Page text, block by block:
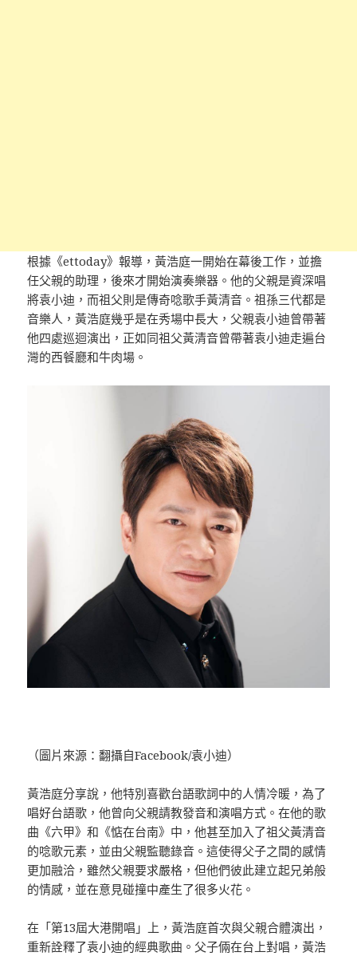
根據《ettoday》報導，黃浩庭一開始在幕後工作，並擔
任父親的助理，後來才開始演奏樂器。他的父親是資深唱
將袁小迪，而祖父則是傳奇唸歌手黃清音。祖孫三代都是
音樂人，黃浩庭幾乎是在秀場中長大，父親袁小迪曾帶著
他四處巡迴演出，正如同祖父黃清音曾帶著袁小迪走遍台
灣的西餐廳和牛肉場。
（圖片來源：翻攝自Facebook/袁小迪）
黃浩庭分享說，他特別喜歡台語歌詞中的人情冷暖，為了
唱好台語歌，他曾向父親請教發音和演唱方式。在他的歌
曲《六甲》和《惦在台南》中，他甚至加入了祖父黃清音
的唸歌元素，並由父親監聽錄音。這使得父子之間的感情
更加融洽，雖然父親要求嚴格，但他們彼此建立起兄弟般
的情感，並在意見碰撞中產生了很多火花。
在「第13屆大港開唱」上，黃浩庭首次與父親合體演出，
重新詮釋了袁小迪的經典歌曲。父子倆在台上對唱，黃浩